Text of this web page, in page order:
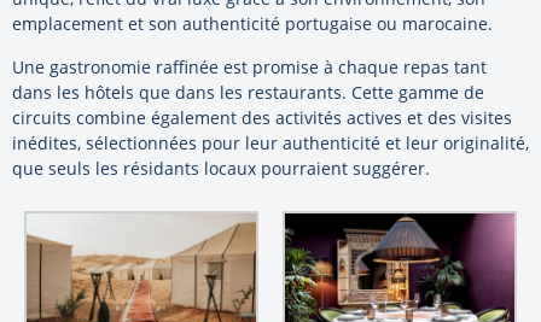
emplacement et son authenticité portugaise ou marocaine.
Une gastronomie raffinée est promise à chaque repas tant
dans les hôtels que dans les restaurants. Cette gamme de
circuits combine également des activités actives et des visites
inédites, sélectionnées pour leur authenticité et leur originalité,
que seuls les résidants locaux pourraient suggérer.